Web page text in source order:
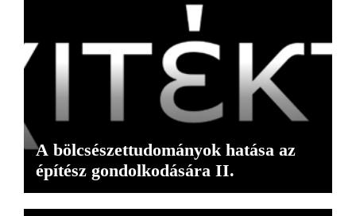
A bölcsészettudományok hatása az
építész gondolkodására II.